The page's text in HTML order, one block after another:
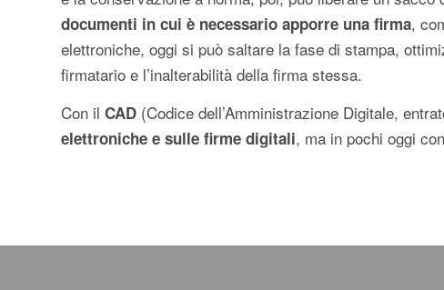
documenti in cui è necessario apporre una firma,
elettroniche, oggi si può saltare la fase di stampa,
firmatario e l’inalterabilità della firma stessa.
Con il CAD (Codice dell’Amministrazione Digitale,
elettroniche e sulle firme digitali, ma in pochi oggi